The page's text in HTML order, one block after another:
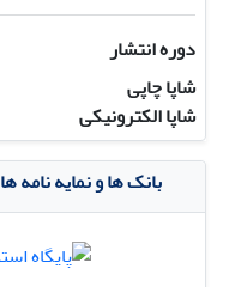
دوره انتشار
شاپا چاپی
شاپا الکترونیکی
بانک ها و نمایه نامه ها